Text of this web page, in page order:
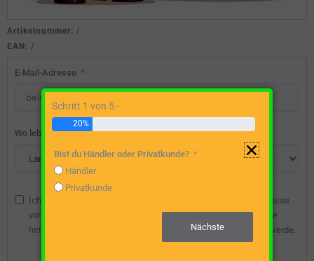
Artikelnummer: /
EAN: /
E-Mail-Adresse
Wo lebst du?
Ich bin damit einverstanden, dass die angegebene E-Mail-Adresse
vom Webseitenbetreiber gespeichert wird, damit ich über diese
hinsichtlich eines unverbindlichen Preisangebots kontaktiert werde.
Schritt 1 von 5 -
20%
Bist du Händler oder Privatkunde?
Händler
Privatkunde
Nächste